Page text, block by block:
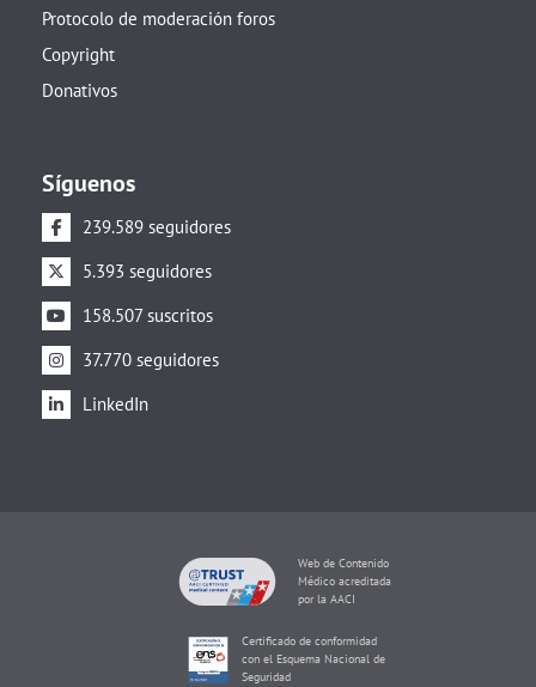
Protocolo de moderación foros
Copyright
Donativos
Síguenos
239.589 seguidores
5.393 seguidores
158.507 suscritos
37.770 seguidores
LinkedIn
Web de Contenido
Médico acreditada
por la AACI
Certificado de conformidad
con el Esquema Nacional de
Seguridad